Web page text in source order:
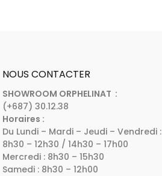
NOUS CONTACTER
SHOWROOM ORPHELINAT :
(+687) 30.12.38
Horaires :
Du Lundi – Mardi – Jeudi – Vendredi :
8h30 – 12h30 / 14h30 – 17h00
Mercredi : 8h30 – 15h30
Samedi : 8h30 – 12h00